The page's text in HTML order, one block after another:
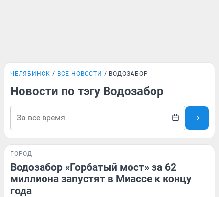
ЧЕЛЯБИНСК ВСЕ НОВОСТИ ВОДОЗАБОР
Новости по тэгу Водозабор
ГОРОД
Водозабор «Горбатый мост» за 62
миллиона запустят в Миассе к концу
года